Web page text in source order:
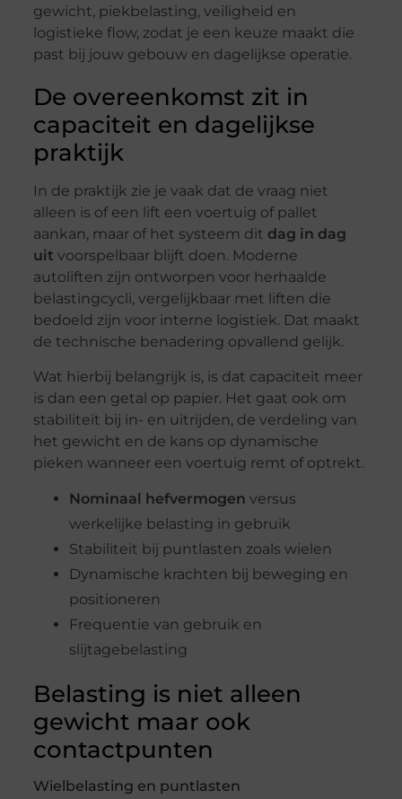
gewicht, piekbelasting, veiligheid en
logistieke flow, zodat je een keuze maakt die
past bij jouw gebouw en dagelijkse operatie.
De overeenkomst zit in
capaciteit en dagelijkse
praktijk
In de praktijk zie je vaak dat de vraag niet
alleen is of een lift een voertuig of pallet
aankan, maar of het systeem dit dag in dag
uit voorspelbaar blijft doen. Moderne
autoliften zijn ontworpen voor herhaalde
belastingcycli, vergelijkbaar met liften die
bedoeld zijn voor interne logistiek. Dat maakt
de technische benadering opvallend gelijk.
Wat hierbij belangrijk is, is dat capaciteit meer
is dan een getal op papier. Het gaat ook om
stabiliteit bij in- en uitrijden, de verdeling van
het gewicht en de kans op dynamische
pieken wanneer een voertuig remt of optrekt.
Nominaal hefvermogen versus
werkelijke belasting in gebruik
Stabiliteit bij puntlasten zoals wielen
Dynamische krachten bij beweging en
positioneren
Frequentie van gebruik en
slijtagebelasting
Belasting is niet alleen
gewicht maar ook
contactpunten
Wielbelasting en puntlasten